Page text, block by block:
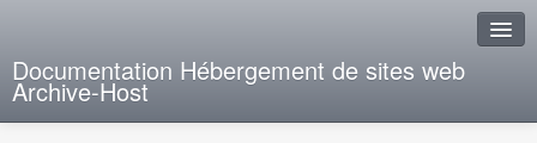
Documentation Hébergement de sites web
Archive-Host